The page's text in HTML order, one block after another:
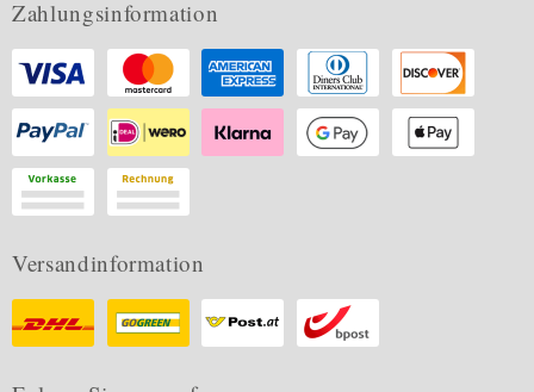
Zahlungsinformation
Versandinformation